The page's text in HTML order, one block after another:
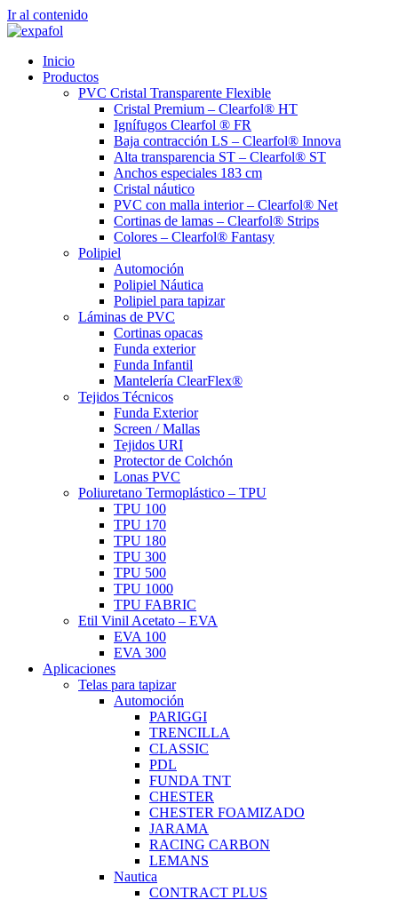
Ir al contenido
Inicio
Productos
PVC Cristal Transparente Flexible
Cristal Premium – Clearfol® HT
Ignífugos Clearfol ® FR
Baja contracción LS – Clearfol® Innova
Alta transparencia ST – Clearfol® ST
Anchos especiales 183 cm
Cristal náutico
PVC con malla interior – Clearfol® Net
Cortinas de lamas – Clearfol® Strips
Colores – Clearfol® Fantasy
Polipiel
Automoción
Polipiel Náutica
Polipiel para tapizar
Láminas de PVC
Cortinas opacas
Funda exterior
Funda Infantil
Mantelería ClearFlex®
Tejidos Técnicos
Funda Exterior
Screen / Mallas
Tejidos URI
Protector de Colchón
Lonas PVC
Poliuretano Termoplástico – TPU
TPU 100
TPU 170
TPU 180
TPU 300
TPU 500
TPU 1000
TPU FABRIC
Etil Vinil Acetato – EVA
EVA 100
EVA 300
Aplicaciones
Telas para tapizar
Automoción
PARIGGI
TRENCILLA
CLASSIC
PDL
FUNDA TNT
CHESTER
CHESTER FOAMIZADO
JARAMA
RACING CARBON
LEMANS
Nautica
CONTRACT PLUS